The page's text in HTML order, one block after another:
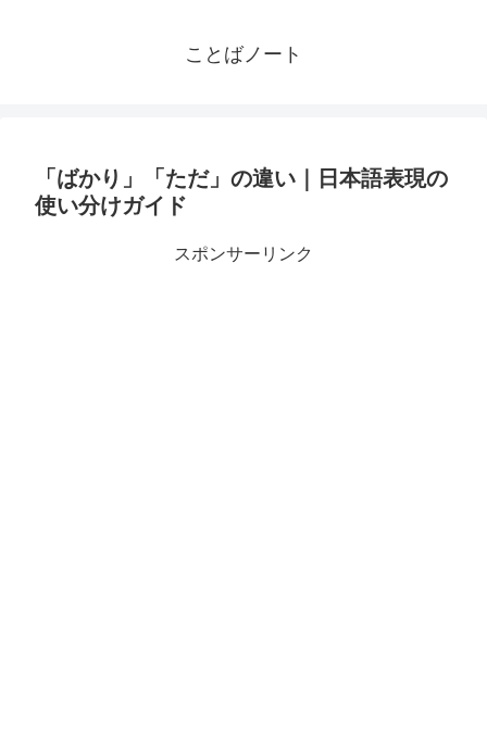
ことばノート
「ばかり」「ただ」の違い｜日本語表現の
使い分けガイド
スポンサーリンク